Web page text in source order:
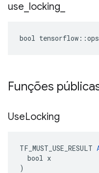
use locking
bool
Funções
UseLocking
TF_MUST_USE_RESULT
  bool x
)